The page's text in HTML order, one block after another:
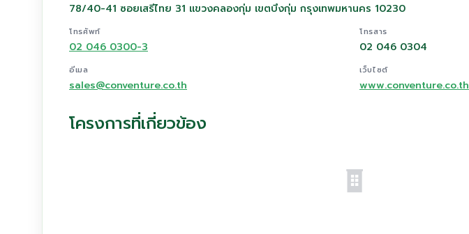
78/40-41 ซอยเสรีไทย 31 แขวงคลองกุ่ม เขตบึงกุ่ม กรุงเทพมหานคร 10230
โทรศัพท์
02 046 0300-3
โทรสาร
02 046 0304
อีเมล
sales@conventure.co.th
เว็บไซต์
www.conventure.co.th
โครงการที่เกี่ยวข้อง